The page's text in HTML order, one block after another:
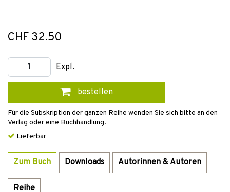
CHF 32.50
Expl.
bestellen
Für die Subskription der ganzen Reihe wenden Sie sich bitte an den
Verlag oder eine Buchhandlung.
Lieferbar
Zum Buch Downloads Autorinnen & Autoren
Reihe